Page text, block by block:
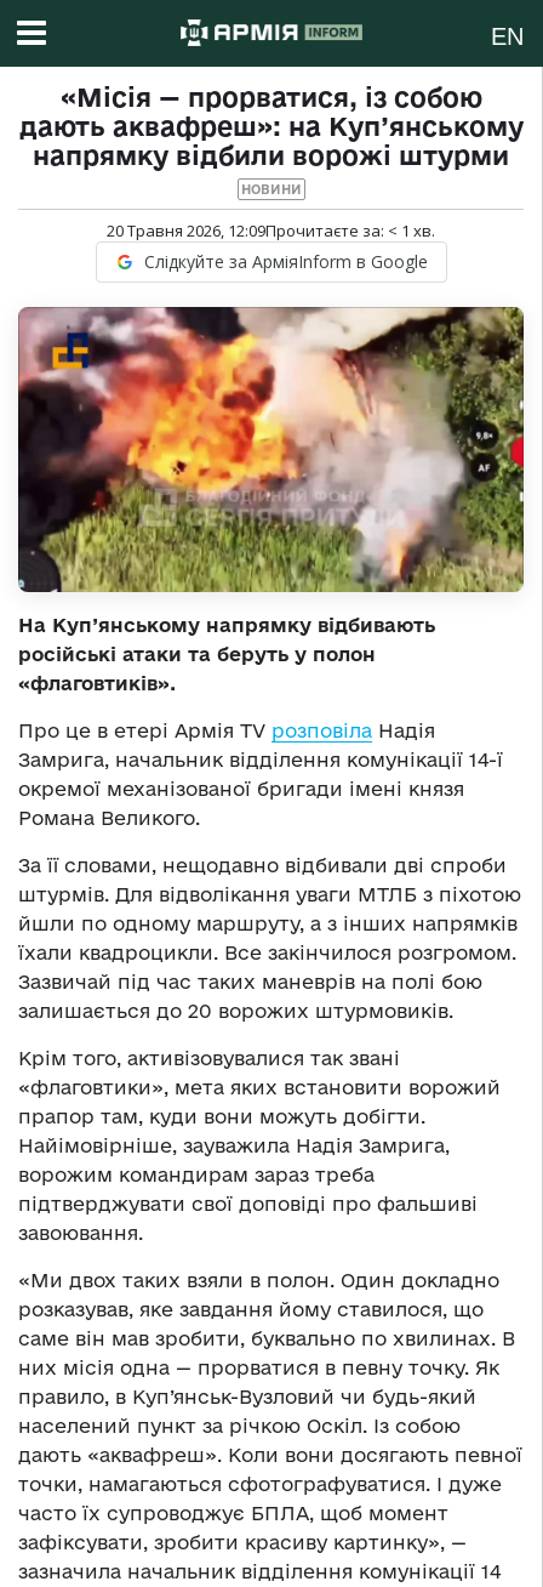
EN
«Місія — прорватися, із собою
дають аквафреш»: на Куп’янському
напрямку відбили ворожі штурми
НОВИНИ
20 Травня 2026, 12:09Прочитаєте за: < 1 хв.
Слідкуйте за АрміяInform в Google
На Куп’янському напрямку відбивають
російські атаки та беруть у полон
«флаговтиків».
Про це в етері Армія TV розповіла Надія
Замрига, начальник відділення комунікації 14-ї
окремої механізованої бригади імені князя
Романа Великого.
За її словами, нещодавно відбивали дві спроби
штурмів. Для відволікання уваги МТЛБ з піхотою
йшли по одному маршруту, а з інших напрямків
їхали квадроцикли. Все закінчилося розгромом.
Зазвичай під час таких маневрів на полі бою
залишається до 20 ворожих штурмовиків.
Крім того, активізовувалися так звані
«флаговтики», мета яких встановити ворожий
прапор там, куди вони можуть добігти.
Найімовірніше, зауважила Надія Замрига,
ворожим командирам зараз треба
підтверджувати свої доповіді про фальшиві
завоювання.
«Ми двох таких взяли в полон. Один докладно
розказував, яке завдання йому ставилося, що
саме він мав зробити, буквально по хвилинах. В
них місія одна — прорватися в певну точку. Як
правило, в Куп’янськ-Вузловий чи будь-який
населений пункт за річкою Оскіл. Із собою
дають «аквафреш». Коли вони досягають певної
точки, намагаються сфотографуватися. І дуже
часто їх супроводжує БПЛА, щоб момент
зафіксувати, зробити красиву картинку», —
зазначила начальник відділення комунікації 14